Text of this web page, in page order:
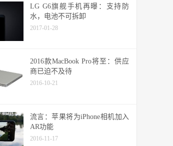
LG G6旗舰手机再曝：支持防
水，电池不可拆卸
2017-01-28
2016款MacBook Pro将至：供应
商已迫不及待
2016-10-21
流言：苹果将为iPhone相机加入
AR功能
2016-11-17